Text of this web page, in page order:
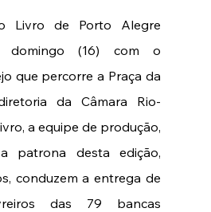
Livro de Porto Alegre
domingo (16) com o
que percorre a Praça da
da Câmara Rio-
a equipe de produção,
patrona desta edição,
conduzem a entrega de
das 79 bancas